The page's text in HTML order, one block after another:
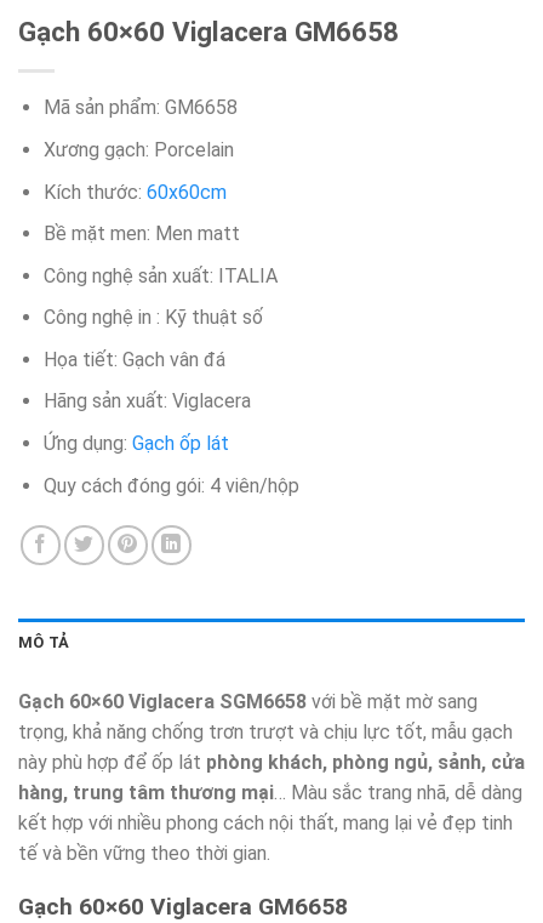
Gạch 60×60 Viglacera GM6658
Mã sản phẩm: GM6658
Xương gạch: Porcelain
Kích thước: 60x60cm
Bề mặt men: Men matt
Công nghệ sản xuất: ITALIA
Công nghệ in : Kỹ thuật số
Họa tiết: Gạch vân đá
Hãng sản xuất: Viglacera
Ứng dụng: Gạch ốp lát
Quy cách đóng gói: 4 viên/hộp​
MÔ TẢ
Gạch 60×60 Viglacera SGM6658 với bề mặt mờ sang
trọng, khả năng chống trơn trượt và chịu lực tốt, mẫu gạch
này phù hợp để ốp lát phòng khách, phòng ngủ, sảnh, cửa
hàng, trung tâm thương mại … Màu sắc trang nhã, dễ dàng
kết hợp với nhiều phong cách nội thất, mang lại vẻ đẹp tinh
tế và bền vững theo thời gian.
Gạch 60×60 Viglacera GM6658